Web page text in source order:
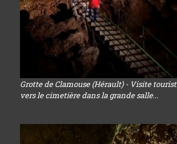
Grotte de Clamouse (Hérault) - Visite
vers le cimetière dans la grande salle...